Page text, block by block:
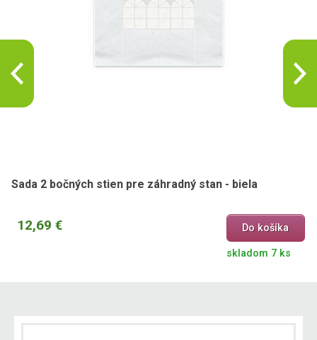
Sada 2 bočných stien pre záhradný stan - biela
12,69 € Do košíka
skladom 7 ks